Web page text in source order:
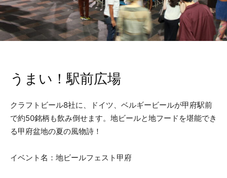
うまい！駅前広場
クラフトビール8社に、ドイツ、ベルギービールが甲府駅前
で約50銘柄も飲み倒せます。地ビールと地フードを堪能でき
る甲府盆地の夏の風物詩！
イベント名：地ビールフェスト甲府